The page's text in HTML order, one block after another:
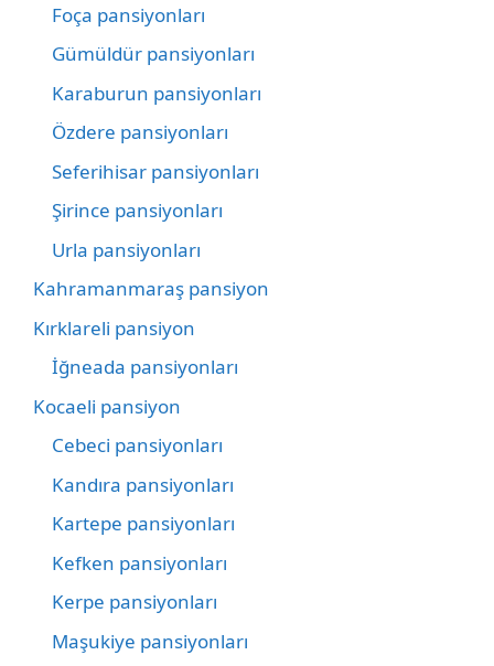
Foça pansiyonları
Gümüldür pansiyonları
Karaburun pansiyonları
Özdere pansiyonları
Seferihisar pansiyonları
Şirince pansiyonları
Urla pansiyonları
Kahramanmaraş pansiyon
Kırklareli pansiyon
İğneada pansiyonları
Kocaeli pansiyon
Cebeci pansiyonları
Kandıra pansiyonları
Kartepe pansiyonları
Kefken pansiyonları
Kerpe pansiyonları
Maşukiye pansiyonları